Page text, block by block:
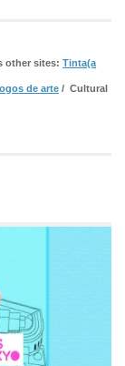
other sites: Tinta(a
de arte / Cultural